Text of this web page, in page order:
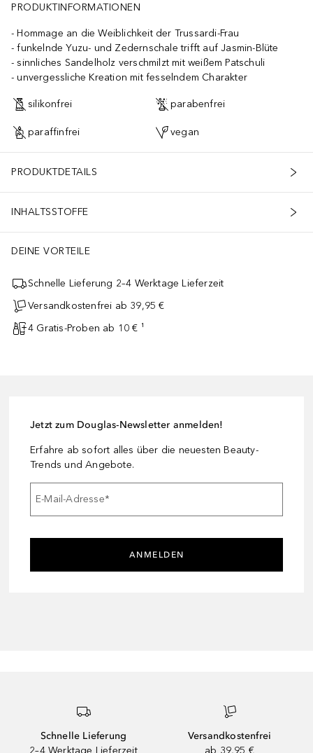
PRODUKTINFORMATIONEN
Hommage an die Weiblichkeit der Trussardi-Frau
funkelnde Yuzu- und Zedernschale trifft auf Jasmin-Blüte
sinnliches Sandelholz verschmilzt mit weißem Patschuli
unvergessliche Kreation mit fesselndem Charakter
silikonfrei parabenfrei
paraffinfrei vegan
PRODUKTDETAILS
INHALTSSTOFFE
DEINE VORTEILE
Schnelle Lieferung 2–4 Werktage Lieferzeit
Versandkostenfrei ab 39,95 €
4 Gratis-Proben ab 10 € ¹
Jetzt zum Douglas-Newsletter anmelden!
Erfahre ab sofort alles über die neuesten Beauty-
Trends und Angebote.
E-Mail-Adresse*
ANMELDEN
Schnelle Lieferung
2–4 Werktage Lieferzeit
Versandkostenfrei
ab 39,95 €